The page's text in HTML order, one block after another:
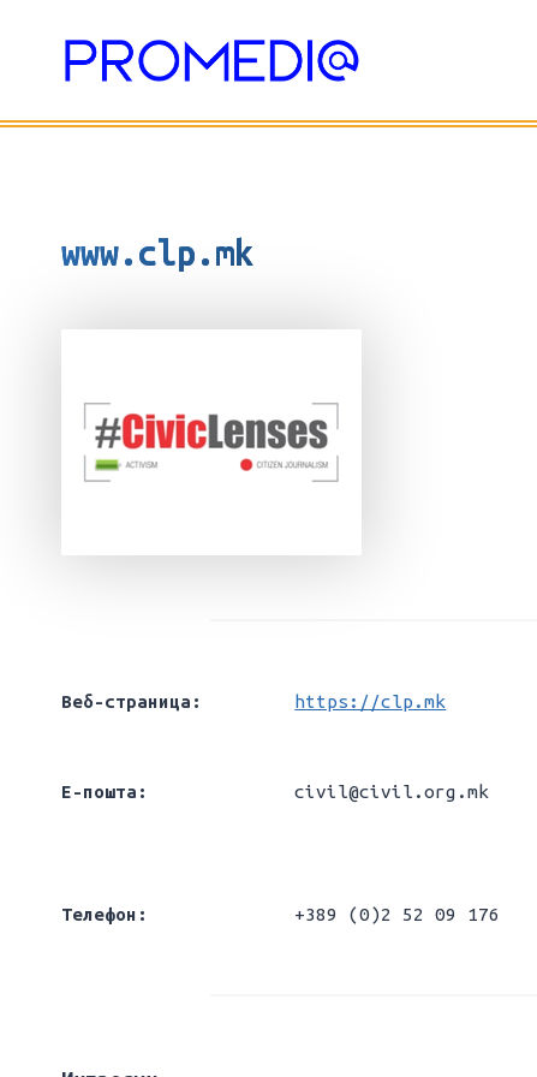
content
www.clp.mk
Веб-страница: https://clp.mk
Е-пошта: civil@civil.org.mk
Телефон: +389 (0)2 52 09 176